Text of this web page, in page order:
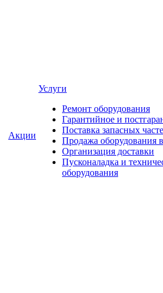
Акции
Услуги
Ремонт оборудования
Гарантийное и
Поставка запасных
Продажа оборудования
Организация доставки
Пусконаладка и
оборудования